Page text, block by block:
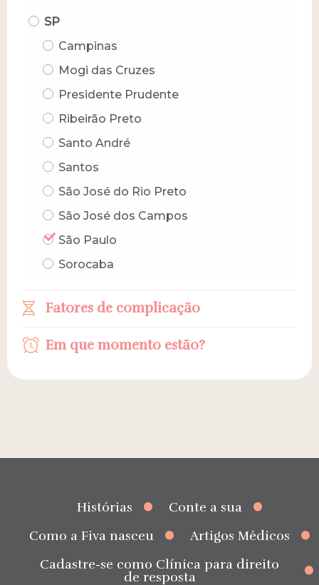
SP
Campinas
Mogi das Cruzes
Presidente Prudente
Ribeirão Preto
Santo André
Santos
São José do Rio Preto
São José dos Campos
São Paulo
Sorocaba
Fatores de complicação
Em que momento estão?
Histórias
Conte a sua
Como a Fiva nasceu
Artigos Médicos
Cadastre-se como Clínica para direito
de resposta